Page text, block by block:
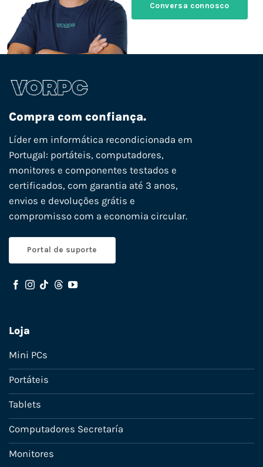
Conversa connosco
Compra com confiança.
Líder em informática recondicionada em
Portugal: portáteis, computadores,
monitores e componentes testados e
certificados, com garantia até 3 anos,
envios e devoluções grátis e
compromisso com a economia circular.
Portal de suporte
Loja
Mini PCs
Portáteis
Tablets
Computadores Secretaría
Monitores